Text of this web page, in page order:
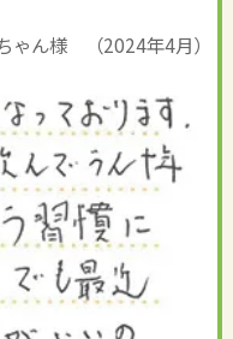
ゃん様 （2024年4月）